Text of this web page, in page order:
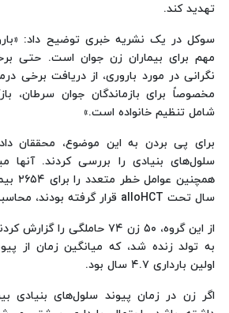
تهدید کند.
سوکل در یک نشریه خبری توضیح داد:
مهم برای بیماران زن جوان است. حتی
نگرانی در مورد باروری، از دریافت برخی
مخصوصاً برای بازماندگان جوان سرطان،
شامل تنظیم خانواده است.»
برای پی بردن به این موضوع، محققان
سلول‌های بنیادی را بررسی کردند. آنها
سال تحت alloHCT قرار گرفته بودند، محاسبه کردند.
به تولد زنده شد، که میانگین زمان از
اولین بارداری ۴.۷ سال بود.